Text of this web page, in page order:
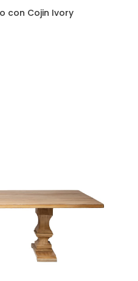
con Cojin Ivory